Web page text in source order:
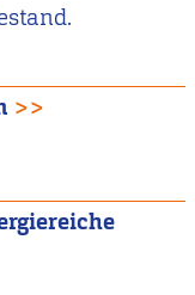
>>